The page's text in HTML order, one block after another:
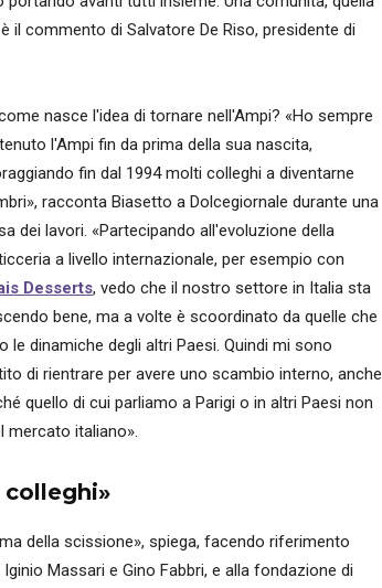
il commento di Salvatore De Riso, presidente di
nasce l'idea di tornare nell'Ampi? «Ho sempre
l'Ampi fin da prima della sua nascita,
fin dal 1994 molti colleghi a diventarne
racconta Biasetto a Dolcegiornale durante una
dei lavori. «Partecipando all'evoluzione della
a livello internazionale, per esempio con
Desserts, vedo che il nostro settore in Italia sta
bene, ma a volte è scoordinato da quelle che
le dinamiche degli altri Paesi. Quindi mi sono
di rientrare per avere uno scambio interno, anche
quello di cui parliamo a Parigi o in altri Paesi non
mercato italiano».
della scissione», spiega, facendo riferimento
Massari e Gino Fabbri, e alla fondazione di